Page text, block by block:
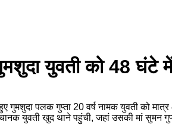
युवती को 48 घंटे
हुए गुमशुदा पलक गुप्ता 20 वर्ष नामक युवती
युवती खुद थाने पहुंची, जहां उसकी मां सुमन